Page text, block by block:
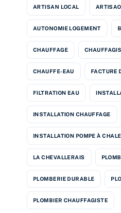
ARTISAN LOCAL ARTISAO
AUTONOMIE LOGEMENT
CHAUFFAGE
CHAUFFE-EAU FACTURE
FILTRATION EAU
INSTALLATION CHAUFFAGE
INSTALLATION POMPE À
LA CHEVALLERAIS
PLOMBERIE DURABLE
PLOMBIER CHAUFFAGISTE